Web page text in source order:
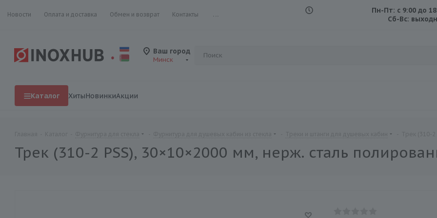
Новости Оплата и доставка Обмен и возврат Контакты ...
Пн-Пт: с 9:00 до
Сб-Вс:
Ваш город
Минск
Каталог ХитыНовинкиАкции
Трек (310-2 PSS), 30×10×2000 мм, нерж. сталь